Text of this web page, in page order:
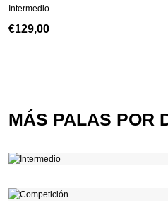
Intermedio
€129,00
MÁS PALAS POR